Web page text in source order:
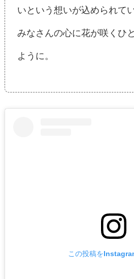
いという想いが込められて
みなさんの心に花が咲くひ
ように。
この投稿を